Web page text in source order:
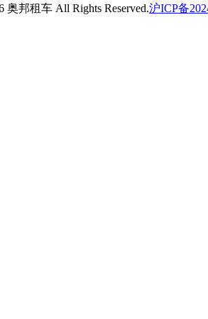
奥邦租车 All Rights Reserved.沪ICP备